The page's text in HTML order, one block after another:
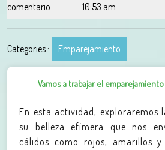
comentario | 10:53 am
Categories : Emparejamiento
Vamos a trabajar el
En esta actividad, exploraremos
su belleza efímera que nos
cálidos como rojos, amarillos y